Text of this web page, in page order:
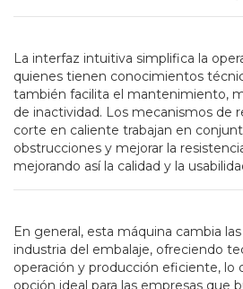
La interfaz intuitiva simplifica la
quienes tienen conocimientos
también facilita el mantenimiento,
de inactividad. Los mecanismos de
corte en caliente trabajan en
obstrucciones y mejorar la
mejorando así la calidad y la
En general, esta máquina cambia
industria del embalaje, ofreciendo
operación y producción eficiente, lo
opción ideal para las empresas que